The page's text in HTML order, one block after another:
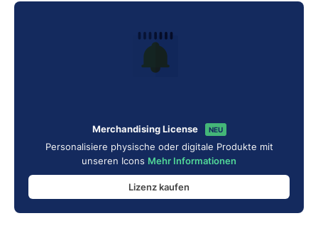
Merchandising License NEU
Personalisiere physische oder digitale Produkte mit
unseren Icons Mehr Informationen
Lizenz kaufen